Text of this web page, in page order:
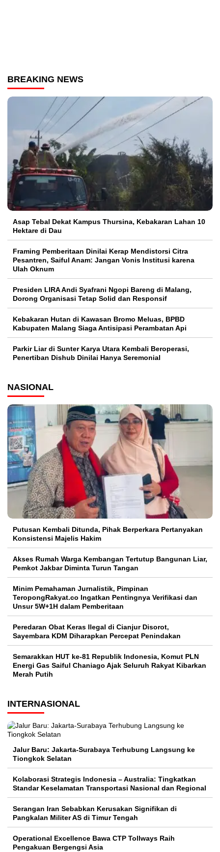
BREAKING NEWS
Asap Tebal Dekat Kampus Thursina, Kebakaran Lahan 10
Hektare di Dau
Framing Pemberitaan Dinilai Kerap Mendistorsi Citra
Pesantren, Saiful Anam: Jangan Vonis Institusi karena
Ulah Oknum
Presiden LIRA Andi Syafrani Ngopi Bareng di Malang,
Dorong Organisasi Tetap Solid dan Responsif
Kebakaran Hutan di Kawasan Bromo Meluas, BPBD
Kabupaten Malang Siaga Antisipasi Perambatan Api
Parkir Liar di Sunter Karya Utara Kembali Beroperasi,
Penertiban Dishub Dinilai Hanya Seremonial
NASIONAL
Putusan Kembali Ditunda, Pihak Berperkara Pertanyakan
Konsistensi Majelis Hakim
Akses Rumah Warga Kembangan Tertutup Bangunan Liar,
Pemkot Jakbar Diminta Turun Tangan
Minim Pemahaman Jurnalistik, Pimpinan
TeropongRakyat.co Ingatkan Pentingnya Verifikasi dan
Unsur 5W+1H dalam Pemberitaan
Peredaran Obat Keras Ilegal di Cianjur Disorot,
Sayembara KDM Diharapkan Percepat Penindakan
Semarakkan HUT ke-81 Republik Indonesia, Komut PLN
Energi Gas Saiful Chaniago Ajak Seluruh Rakyat Kibarkan
Merah Putih
INTERNASIONAL
Jalur Baru: Jakarta-Surabaya Terhubung Langsung ke
Tiongkok Selatan
Kolaborasi Strategis Indonesia – Australia: Tingkatkan
Standar Keselamatan Transportasi Nasional dan Regional
Serangan Iran Sebabkan Kerusakan Signifikan di
Pangkalan Militer AS di Timur Tengah
Operational Excellence Bawa CTP Tollways Raih
Pengakuan Bergengsi Asia